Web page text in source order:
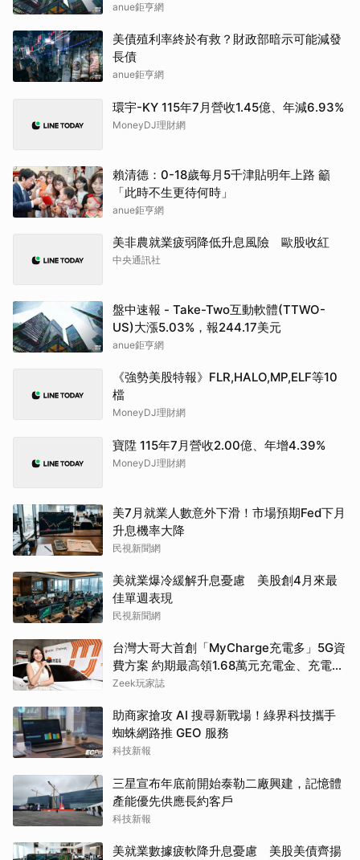
調升至42.64元，幅度約3.73%
anue鉅亨網
美債殖利率終於有救？財政部暗示可能減發
長債
anue鉅亨網
環宇-KY 115年7月營收1.45億、年減6.93%
MoneyDJ理財網
賴清德：0-18歲每月5千津貼明年上路 籲
「此時不生更待何時」
anue鉅亨網
美非農就業疲弱降低升息風險 歐股收紅
中央通訊社
盤中速報 - Take-Two互動軟體(TTWO-
US)大漲5.03%，報244.17美元
anue鉅亨網
《強勢美股特報》FLR,HALO,MP,ELF等10
檔
MoneyDJ理財網
寶陞 115年7月營收2.00億、年增4.39%
MoneyDJ理財網
美7月就業人數意外下滑！市場預期Fed下月
升息機率大降
民視新聞網
美就業爆冷緩解升息憂慮 美股創4月來最
佳單週表現
民視新聞網
台灣大哥大首創「MyCharge充電多」5G資
費方案 約期最高領1.68萬元充電金、充電最
高89折
Zeek玩家誌
助商家搶攻 AI 搜尋新戰場！綠界科技攜手
蜘蛛網路推 GEO 服務
科技新報
三星宣布年底前開始泰勒二廠興建，記憶體
產能優先供應長約客戶
科技新報
美就業數據疲軟降升息憂慮 美股美債齊揚